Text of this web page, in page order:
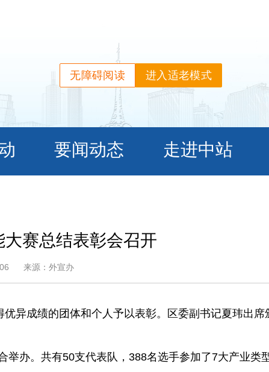
进入适老模式
无障碍阅读
赛总结表彰会召开
来源：外宣办
异成绩的团体和个人予以表彰。区委副书记夏玮出席
办。共有50支代表队，388名选手参加了7大产业类